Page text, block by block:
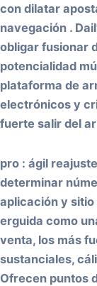
con dilatar
navegación .
obligar fusionar
potencialidad
plataforma de
electrónicos y
fuerte salir del
pro : ágil
determinar
aplicación y sitio
erguida como
venta, los más
sustanciales,
Ofrecen puntos